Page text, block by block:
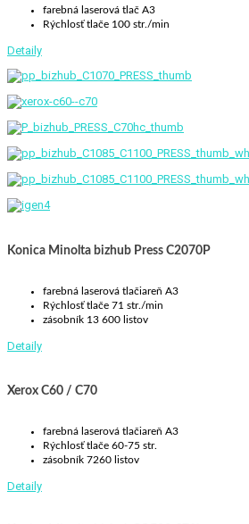
farebná laserová tlač A3
Rýchlosť tlače 100 str./min
Detaily
Konica Minolta bizhub Press C2070P
farebná laserová tlačiareň A3
Rýchlosť tlače 71 str./min
zásobník 13 600 listov
Detaily
Xerox C60 / C70
farebná laserová tlačiareň A3
Rýchlosť tlače 60-75 str.
zásobník 7260 listov
Detaily